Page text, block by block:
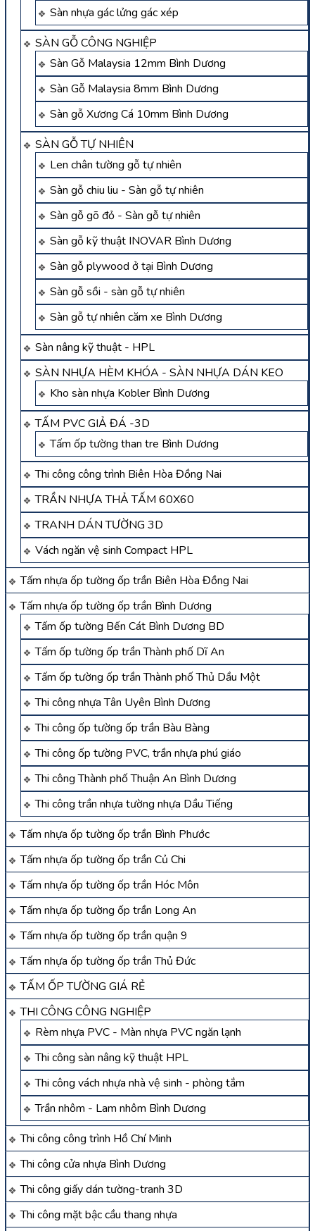
Sàn nhựa gác lửng gác xép
SÀN GỖ CÔNG NGHIỆP
Sàn Gỗ Malaysia 12mm Bình Dương
Sàn Gỗ Malaysia 8mm Bình Dương
Sàn gỗ Xương Cá 10mm Bình Dương
SÀN GỖ TỰ NHIÊN
Len chân tường gỗ tự nhiên
Sàn gỗ chiu liu - Sàn gỗ tự nhiên
Sàn gỗ gõ đỏ - Sàn gỗ tự nhiên
Sàn gỗ kỹ thuật INOVAR Bình Dương
Sàn gỗ plywood ở tại Bình Dương
Sàn gỗ sồi - sàn gỗ tự nhiên
Sàn gỗ tự nhiên căm xe Bình Dương
Sàn nâng kỹ thuật - HPL
SÀN NHỰA HÈM KHÓA - SÀN NHỰA DÁN KEO
Kho sàn nhựa Kobler Bình Dương
TẤM PVC GIẢ ĐÁ -3D
Tấm ốp tường than tre Bình Dương
Thi công công trình Biên Hòa Đồng Nai
TRẦN NHỰA THẢ TẤM 60X60
TRANH DÁN TƯỜNG 3D
Vách ngăn vệ sinh Compact HPL
Tấm nhựa ốp tường ốp trần Biên Hòa Đồng Nai
Tấm nhựa ốp tường ốp trần Bình Dương
Tấm ốp tường Bến Cát Bình Dương BD
Tấm ốp tường ốp trần Thành phố Dĩ An
Tấm ốp tường ốp trần Thành phố Thủ Dầu Một
Thi công nhựa Tân Uyên Bình Dương
Thi công ốp tường ốp trần Bàu Bàng
Thi công ốp tường PVC, trần nhựa phú giáo
Thi công Thành phố Thuận An Bình Dương
Thi công trần nhựa tường nhựa Dầu Tiếng
Tấm nhựa ốp tường ốp trần Bình Phước
Tấm nhựa ốp tường ốp trần Củ Chi
Tấm nhựa ốp tường ốp trần Hóc Môn
Tấm nhựa ốp tường ốp trần Long An
Tấm nhựa ốp tường ốp trần quận 9
Tấm nhựa ốp tường ốp trần Thủ Đức
TẤM ỐP TƯỜNG GIÁ RẺ
THI CÔNG CÔNG NGHIỆP
Rèm nhựa PVC - Màn nhựa PVC ngăn lạnh
Thi công sàn nâng kỹ thuật HPL
Thi công vách nhựa nhà vệ sinh - phòng tắm
Trần nhôm - Lam nhôm Bình Dương
Thi công công trình Hồ Chí Minh
Thi công cửa nhựa Bình Dương
Thi công giấy dán tường-tranh 3D
Thi công mặt bậc cầu thang nhựa